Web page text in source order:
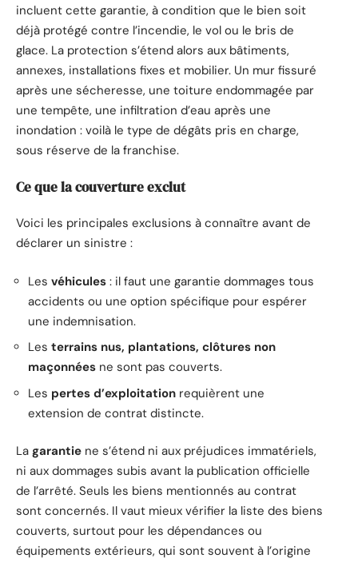
incluent cette garantie, à condition que le bien soit
déjà protégé contre l’incendie, le vol ou le bris de
glace. La protection s’étend alors aux bâtiments,
annexes, installations fixes et mobilier. Un mur fissuré
après une sécheresse, une toiture endommagée par
une tempête, une infiltration d’eau après une
inondation : voilà le type de dégâts pris en charge,
sous réserve de la franchise.
Ce que la couverture exclut
Voici les principales exclusions à connaître avant de
déclarer un sinistre :
Les véhicules : il faut une garantie dommages tous
accidents ou une option spécifique pour espérer
une indemnisation.
Les terrains nus, plantations, clôtures non
maçonnées ne sont pas couverts.
Les pertes d’exploitation requièrent une
extension de contrat distincte.
La garantie ne s’étend ni aux préjudices immatériels,
ni aux dommages subis avant la publication officielle
de l’arrêté. Seuls les biens mentionnés au contrat
sont concernés. Il vaut mieux vérifier la liste des biens
couverts, surtout pour les dépendances ou
équipements extérieurs, qui sont souvent à l’origine